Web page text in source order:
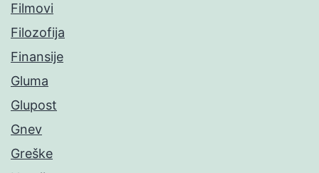
Filmovi
Filozofija
Finansije
Gluma
Glupost
Gnev
Greške